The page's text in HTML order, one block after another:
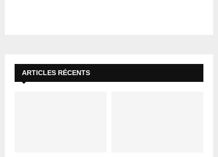
ARTICLES RÉCENTS